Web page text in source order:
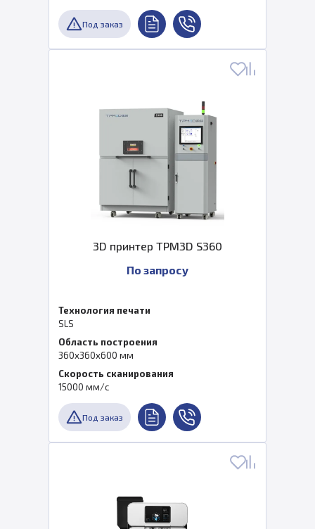
Под заказ
3D принтер TPM3D S360
По запросу
Технология печати
SLS
Область построения
360х360х600 мм
Скорость сканирования
15000 мм/с
Под заказ